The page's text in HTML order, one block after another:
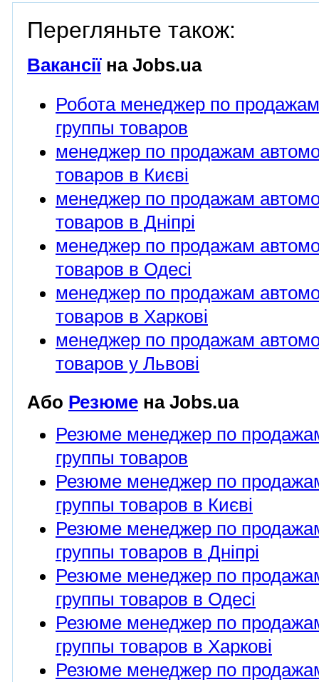
Перегляньте також:
Вакансіїна Jobs.ua
Робота менеджер по
группы товаров
менеджер по продажам
товаров в Києві
менеджер по продажам
товаров в Дніпрі
менеджер по продажам
товаров в Одесі
менеджер по продажам
товаров в Харкові
менеджер по продажам
товаров у Львові
Або Резюме на Jobs.ua
Резюме менеджер по
группы товаров
Резюме менеджер по
группы товаров в Києві
Резюме менеджер по
группы товаров в Дніпрі
Резюме менеджер по
группы товаров в Одесі
Резюме менеджер по
группы товаров в Харкові
Резюме менеджер по